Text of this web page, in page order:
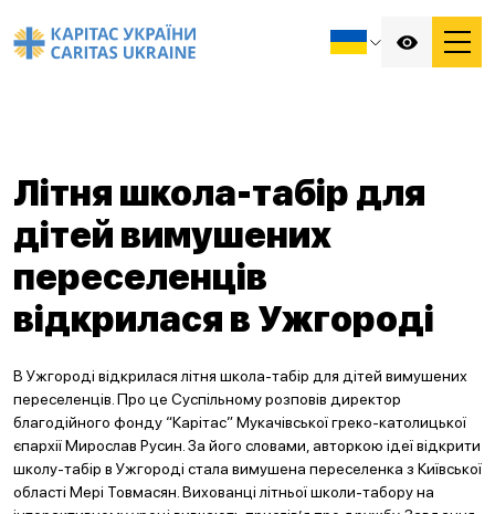
Літня школа-табір для
дітей вимушених
переселенців
відкрилася в Ужгороді
В Ужгороді відкрилася літня школа-табір для дітей вимушених
переселенців. Про це Суспільному розповів директор
благодійного фонду “Карітас” Мукачівської греко-католицької
єпархії Мирослав Русин. За його словами, авторкою ідеї відкрити
школу-табір в Ужгороді стала вимушена переселенка з Київської
області Мері Товмасян. Вихованці літньої школи-табору на